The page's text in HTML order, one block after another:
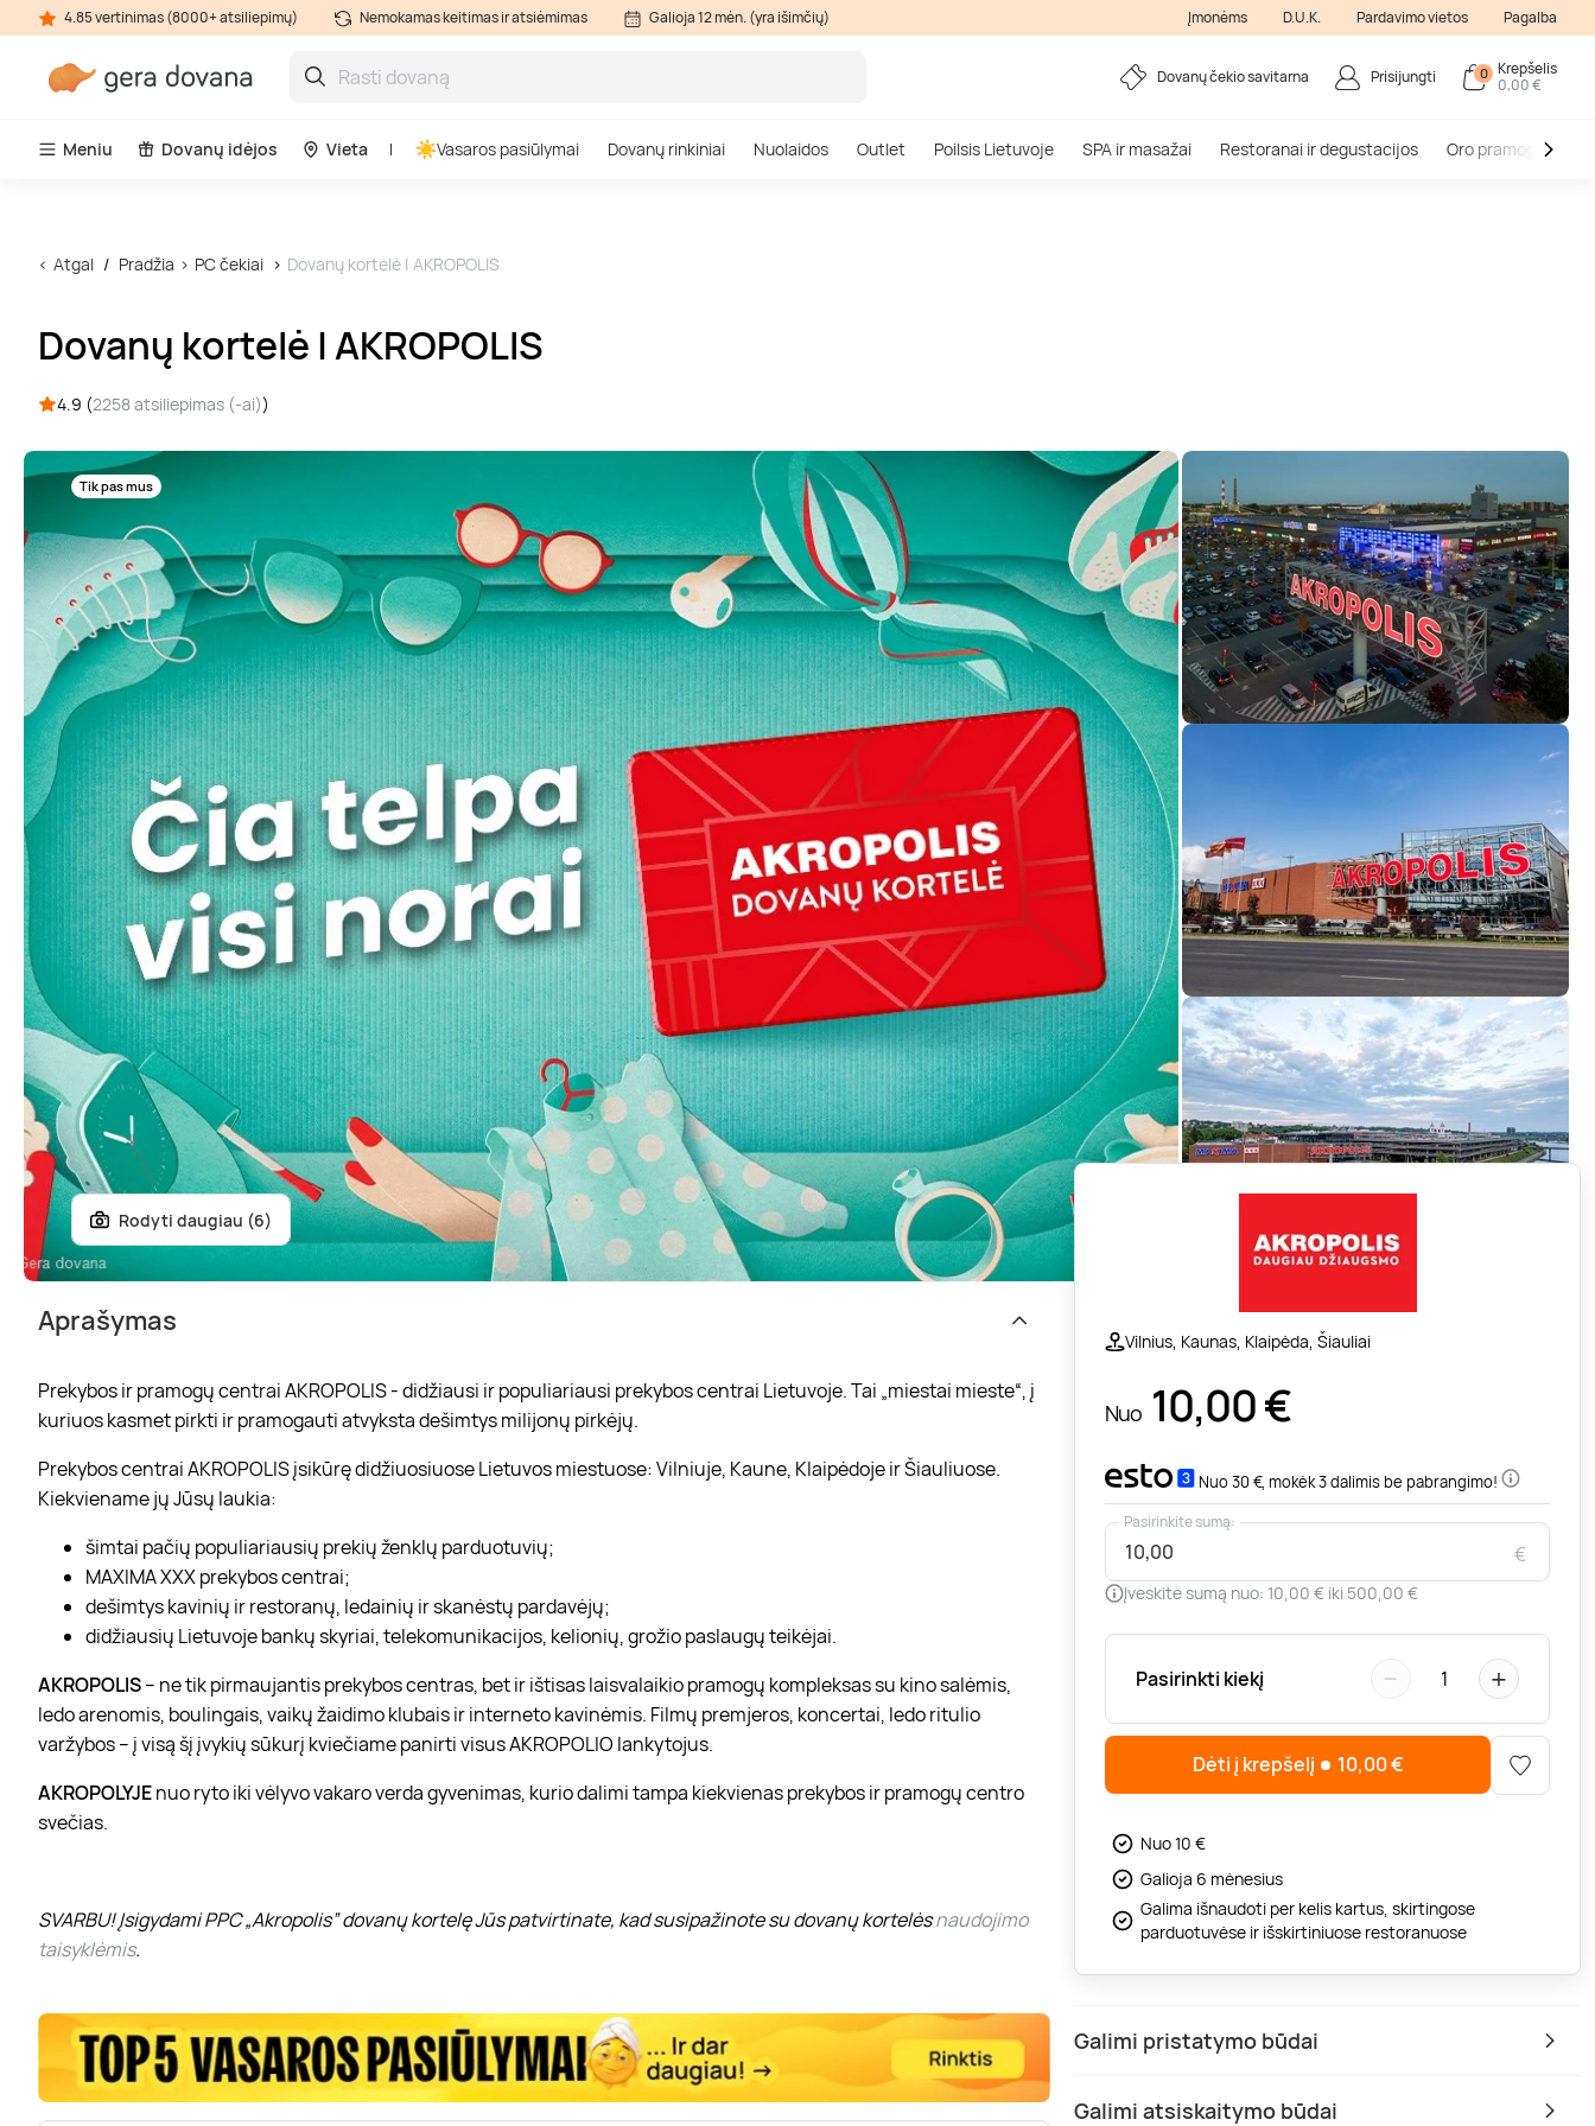
4.85 vertinimas (8000+ atsiliepimų) Nemokamas keitimas ir atsiėmimas Galioja 12 mėn. (yra išimčių) Įmonėms D.U.K. Pardavimo vietos Pagalba
Dovanų čekio savitarna Prisijungti 0 Krepšelis
0,00 €
Meniu Dovanų idėjos Vieta Vasaros pasiūlymai Dovanų rinkiniai Nuolaidos Outlet Poilsis Lietuvoje SPA ir masažai Restoranai ir degustacijos Oro pramogos
Atgal Pradžia PC čekiai Dovanų kortelė | AKROPOLIS
Dovanų kortelė | AKROPOLIS
4.9 (2258 atsiliepimas (-ai))
Tik pas mus
Rodyti daugiau (6)
Vilnius, Kaunas, Klaipėda, Šiauliai
Nuo 10,00€
Nuo 30 €, mokėk 3 dalimis be pabrangimo!
€
Pasirinkite sumą:
Įveskite sumą nuo: 10,00 € iki 500,00 €
Pasirinkti kiekį − 1 +
Dėti į krepšelį 10,00€
Nuo 10 €
Galioja 6 mėnesius
Galima išnaudoti per kelis kartus, skirtingose
parduotuvėse ir išskirtiniuose restoranuose
Galimi pristatymo būdai
Galimi atsiskaitymo būdai
Aprašymas
Prekybos ir pramogų centrai AKROPOLIS - didžiausi ir populiariausi prekybos centrai Lietuvoje. Tai „miestai mieste“, į
kuriuos kasmet pirkti ir pramogauti atvyksta dešimtys milijonų pirkėjų.
Prekybos centrai AKROPOLIS įsikūrę didžiuosiuose Lietuvos miestuose: Vilniuje, Kaune, Klaipėdoje ir Šiauliuose.
Kiekviename jų Jūsų laukia:
šimtai pačių populiariausių prekių ženklų parduotuvių;
MAXIMA XXX prekybos centrai;
dešimtys kavinių ir restoranų, ledainių ir skanėstų pardavėjų;
didžiausių Lietuvoje bankų skyriai, telekomunikacijos, kelionių, grožio paslaugų teikėjai.
AKROPOLIS– ne tik pirmaujantis prekybos centras, bet ir ištisas laisvalaikio pramogų kompleksas su kino salėmis,
ledo arenomis, boulingais, vaikų žaidimo klubais ir interneto kavinėmis. Filmų premjeros, koncertai, ledo ritulio
varžybos – į visą šį įvykių sūkurį kviečiame panirti visus AKROPOLIO lankytojus.
AKROPOLYJEnuo ryto iki vėlyvo vakaro verda gyvenimas, kurio dalimi tampa kiekvienas prekybos ir pramogų centro
svečias.
SVARBU! Įsigydami PPC „Akropolis” dovanų kortelę Jūs patvirtinate, kad susipažinote su dovanų kortelėsnaudojimo
taisyklėmis.